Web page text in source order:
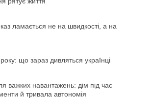
ламається не на швидкості, а на
що зараз дивляться українці
важких навантажень: дім під час
й тривала автономія